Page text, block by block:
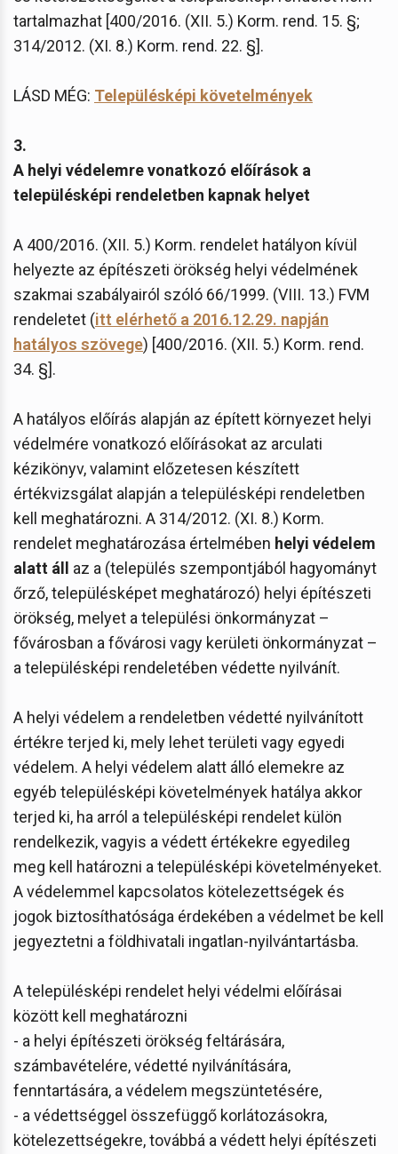
tartalmazhat [400/2016. (XII. 5.) Korm. rend. 15. §;
314/2012. (XI. 8.) Korm. rend. 22. §].
LÁSD MÉG: Településképi követelmények
3.
A helyi védelemre vonatkozó előírások a
településképi rendeletben kapnak helyet
A 400/2016. (XII. 5.) Korm. rendelet hatályon kívül
helyezte az építészeti örökség helyi védelmének
szakmai szabályairól szóló 66/1999. (VIII. 13.) FVM
rendeletet (itt elérhető a 2016.12.29. napján
hatályos szövege) [400/2016. (XII. 5.) Korm. rend.
34. §].
A hatályos előírás alapján az épített környezet helyi
védelmére vonatkozó előírásokat az arculati
kézikönyv, valamint előzetesen készített
értékvizsgálat alapján a településképi rendeletben
kell meghatározni. A 314/2012. (XI. 8.) Korm.
rendelet meghatározása értelmében helyi védelem
alatt áll az a (település szempontjából hagyományt
őrző, településképet meghatározó) helyi építészeti
örökség, melyet a települési önkormányzat –
fővárosban a fővárosi vagy kerületi önkormányzat –
a településképi rendeletében védette nyilvánít.
A helyi védelem a rendeletben védetté nyilvánított
értékre terjed ki, mely lehet területi vagy egyedi
védelem. A helyi védelem alatt álló elemekre az
egyéb településképi követelmények hatálya akkor
terjed ki, ha arról a településképi rendelet külön
rendelkezik, vagyis a védett értékekre egyedileg
meg kell határozni a településképi követelményeket.
A védelemmel kapcsolatos kötelezettségek és
jogok biztosíthatósága érdekében a védelmet be kell
jegyeztetni a földhivatali ingatlan-nyilvántartásba.
A településképi rendelet helyi védelmi előírásai
között kell meghatározni
- a helyi építészeti örökség feltárására,
számbavételére, védetté nyilvánítására,
fenntartására, a védelem megszüntetésére,
- a védettséggel összefüggő korlátozásokra,
kötelezettségekre, továbbá a védett helyi építészeti